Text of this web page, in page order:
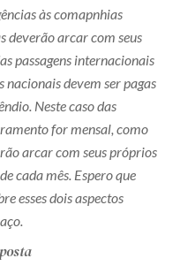
às comapnhias
deverão arcar com seus
passagens internacionais
nacionais devem ser pagas
Neste caso das
for mensal, como
arcar com seus próprios
cada mês. Espero que
esses dois aspectos